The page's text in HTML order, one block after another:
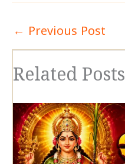
← Previous Post
Related Posts